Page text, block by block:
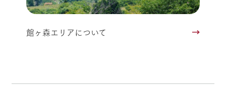
館ヶ森エリアについて